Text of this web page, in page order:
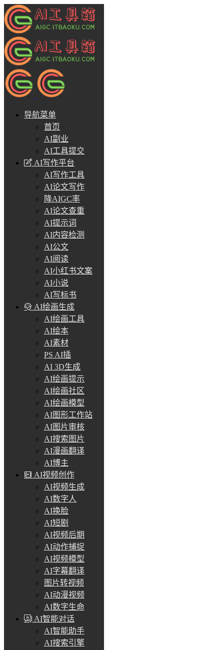
导航菜单
首页
AI副业
AI工具提交
AI写作平台
AI写作工具
AI论文写作
降AIGC率
AI论文查重
AI提示词
AI内容检测
AI公文
AI阅读
AI小红书文案
AI小说
AI写标书
AI绘画生成
AI绘画工具
AI绘本
AI素材
PS AI插
AI 3D生成
AI绘画提示
AI绘画社区
AI绘画模型
AI图形工作站
AI图片审核
AI搜索图片
AI漫画翻译
AI博主
AI视频创作
AI视频生成
AI数字人
AI换脸
AI短剧
AI视频后期
AI动作捕捉
AI视频模型
AI字幕翻译
图片转视频
AI动漫视频
AI数字生命
AI智能对话
AI智能助手
AI搜索引擎